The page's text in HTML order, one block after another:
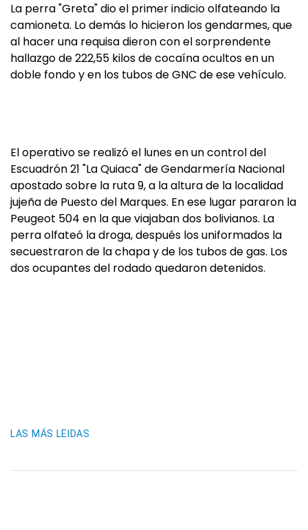
La perra "Greta" dio el primer indicio olfateando la
camioneta. Lo demás lo hicieron los gendarmes, que
al hacer una requisa dieron con el sorprendente
hallazgo de 222,55 kilos de cocaína ocultos en un
doble fondo y en los tubos de GNC de ese vehículo.
El operativo se realizó el lunes en un control del
Escuadrón 21 "La Quiaca" de Gendarmería Nacional
apostado sobre la ruta 9, a la altura de la localidad
jujeña de Puesto del Marques. En ese lugar pararon la
Peugeot 504 en la que viajaban dos bolivianos. La
perra olfateó la droga, después los uniformados la
secuestraron de la chapa y de los tubos de gas. Los
dos ocupantes del rodado quedaron detenidos.
LAS MÁS LEIDAS